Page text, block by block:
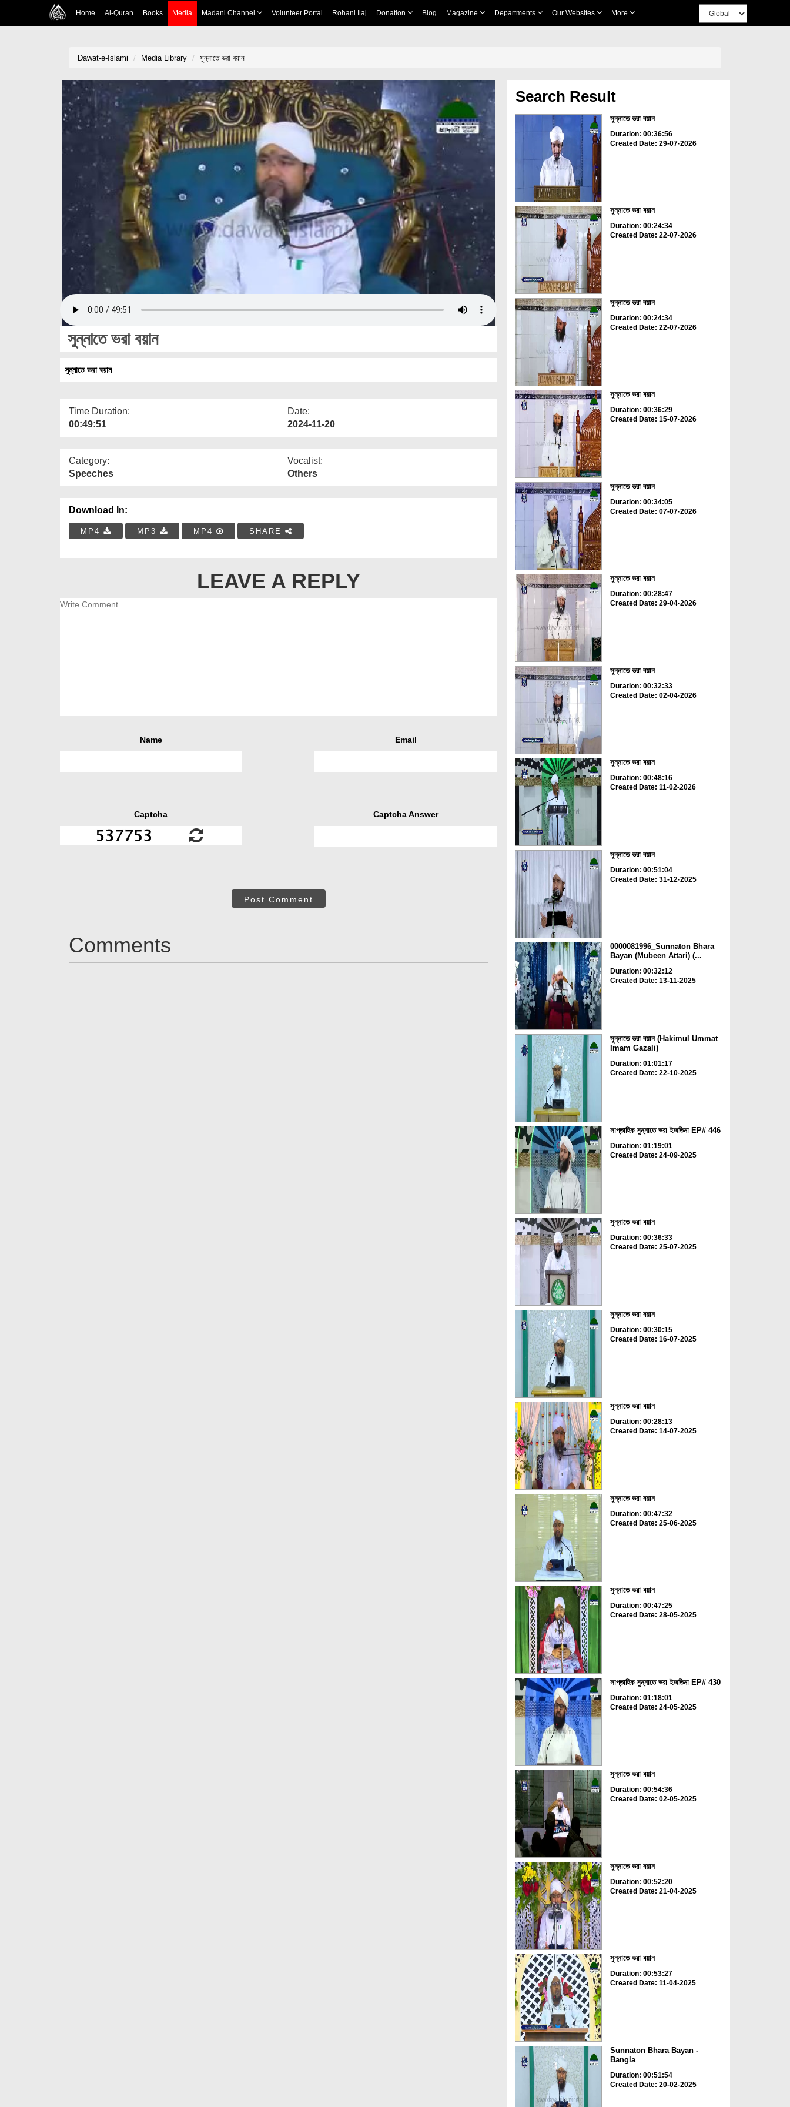
Home Al-Quran Books Media Madani Channel Volunteer Portal Rohani Ilaj Donation Blog Magazine Departments Our Websites More
Dawat-e-Islami Media Library সুন্নাতে ভরা বয়ান
সুন্নাতে ভরা বয়ান
সুন্নাতে ভরা বয়ান
Time Duration:
00:49:51
Date:
2024-11-20
Category:
Speeches
Vocalist:
Others
Download In:
MP4 MP3 MP4 SHARE
LEAVE A REPLY
Name Email
Captcha Captcha Answer
Post Comment
Comments
Search Result
সুন্নাতে ভরা বয়ান
Duration: 00:36:56
Created Date: 29-07-2026
সুন্নাতে ভরা বয়ান
Duration: 00:24:34
Created Date: 22-07-2026
সুন্নাতে ভরা বয়ান
Duration: 00:24:34
Created Date: 22-07-2026
সুন্নাতে ভরা বয়ান
Duration: 00:36:29
Created Date: 15-07-2026
সুন্নাতে ভরা বয়ান
Duration: 00:34:05
Created Date: 07-07-2026
সুন্নাতে ভরা বয়ান
Duration: 00:28:47
Created Date: 29-04-2026
সুন্নাতে ভরা বয়ান
Duration: 00:32:33
Created Date: 02-04-2026
সুন্নাতে ভরা বয়ান
Duration: 00:48:16
Created Date: 11-02-2026
সুন্নাতে ভরা বয়ান
Duration: 00:51:04
Created Date: 31-12-2025
0000081996_Sunnaton Bhara
Bayan (Mubeen Attari) (...
Duration: 00:32:12
Created Date: 13-11-2025
সুন্নাতে ভরা বয়ান (Hakimul Ummat
Imam Gazali)
Duration: 01:01:17
Created Date: 22-10-2025
সাপ্তাহিক সুন্নাতে ভরা ইজতিমা EP# 446
Duration: 01:19:01
Created Date: 24-09-2025
সুন্নাতে ভরা বয়ান
Duration: 00:36:33
Created Date: 25-07-2025
সুন্নাতে ভরা বয়ান
Duration: 00:30:15
Created Date: 16-07-2025
সুন্নাতে ভরা বয়ান
Duration: 00:28:13
Created Date: 14-07-2025
সুন্নাতে ভরা বয়ান
Duration: 00:47:32
Created Date: 25-06-2025
সুন্নাতে ভরা বয়ান
Duration: 00:47:25
Created Date: 28-05-2025
সাপ্তাহিক সুন্নাতে ভরা ইজতিমা EP# 430
Duration: 01:18:01
Created Date: 24-05-2025
সুন্নাতে ভরা বয়ান
Duration: 00:54:36
Created Date: 02-05-2025
সুন্নাতে ভরা বয়ান
Duration: 00:52:20
Created Date: 21-04-2025
সুন্নাতে ভরা বয়ান
Duration: 00:53:27
Created Date: 11-04-2025
Sunnaton Bhara Bayan -
Bangla
Duration: 00:51:54
Created Date: 20-02-2025